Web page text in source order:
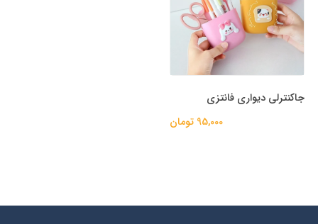
جاکنترلی دیواری فانتزی
95,000 تومان